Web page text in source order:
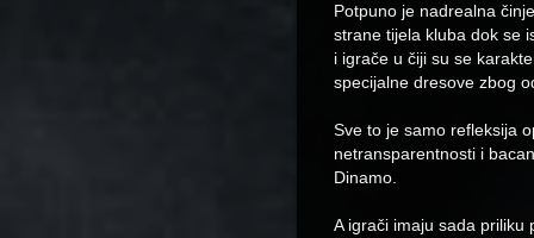
Potpuno je nadrealna
strane tijela kluba dok se
i igrače u čiji su se
specijalne dresove zbog
Sve to je samo refleksija
netransparentnosti i
Dinamo.
A igrači imaju sada priliku